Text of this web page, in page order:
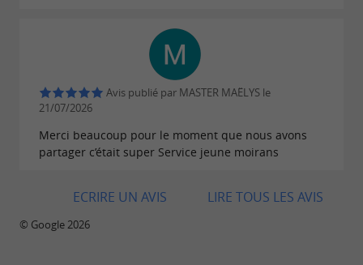
garantissant ainsi des souvenirs impérissables
de cette aventure palpitante.
Avis publié par MASTER MAËLYS le
21/07/2026
Merci beaucoup pour le moment que nous avons
partager c’était super Service jeune moirans
LIRE TOUS LES AVIS
ECRIRE UN AVIS
© Google 2026